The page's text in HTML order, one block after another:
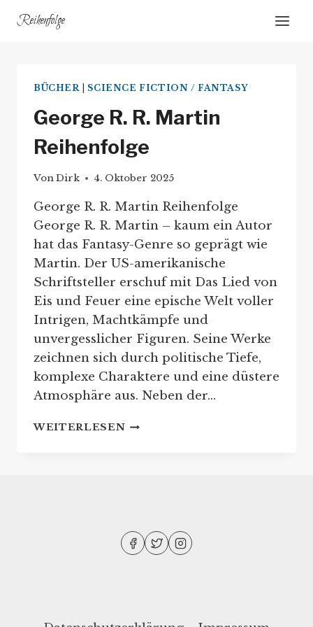
Inhalt
Reihenfolge
BÜCHER| SCIENCE FICTION / FANTASY
George R. R. Martin
Reihenfolge
VonDirk 4. Oktober 2025
George R. R. Martin Reihenfolge
George R. R. Martin – kaum ein Autor
hat das Fantasy-Genre so geprägt wie
Martin. Der US-amerikanische
Schriftsteller erschuf mit Das Lied von
Eis und Feuer eine epische Welt voller
Intrigen, Machtkämpfe und
unvergesslicher Figuren. Seine Werke
zeichnen sich durch politische Tiefe,
komplexe Charaktere und eine düstere
Atmosphäre aus. Neben der…
WEITERLESENGEORGE